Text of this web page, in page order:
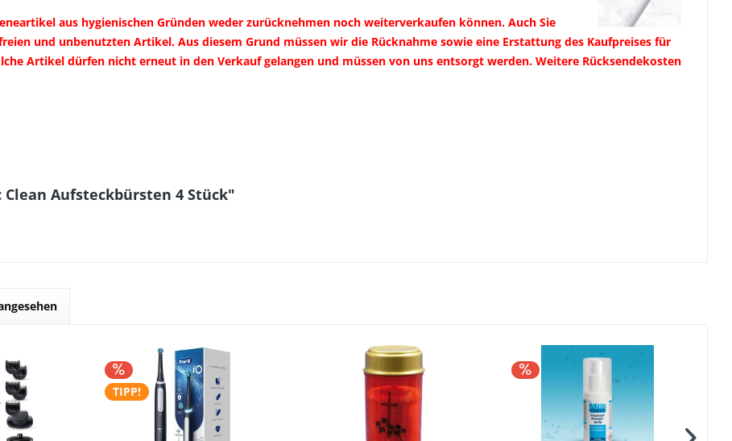
aus hygienischen Gründen weder zurücknehmen noch weiterverkaufen können. Auch Sie
und unbenutzten Artikel. Aus diesem Grund müssen wir die Rücknahme sowie eine Erstattung des Kaufpreises für
Artikel dürfen nicht erneut in den Verkauf gelangen und müssen von uns entsorgt werden. Weitere Rücksendekosten
Aufsteckbürsten 4 Stück"
TIPP!